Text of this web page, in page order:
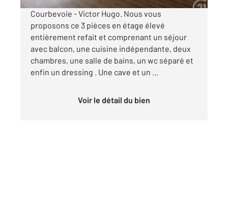
Courbevoie - Victor Hugo. Nous vous
proposons ce 3 pièces en étage élevé
entièrement refait et comprenant un séjour
avec balcon, une cuisine indépendante, deux
chambres, une salle de bains, un wc séparé et
enfin un dressing . Une cave et un ...
Voir le détail du bien